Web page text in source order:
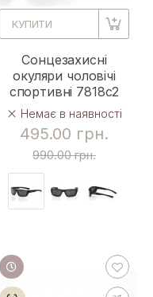
КУПИТИ
Сонцезахисні
окуляри чоловічі
спортивні 7818c2
Немає в наявності
495.00 грн.
990.00 грн.